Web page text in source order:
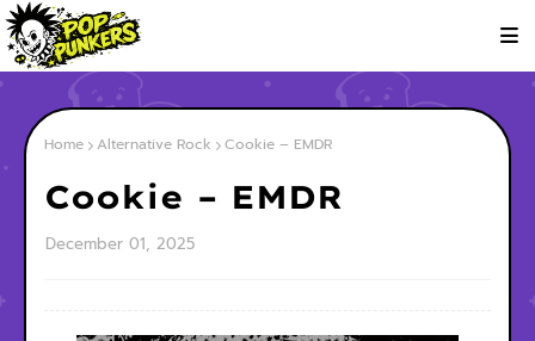
Home Alternative Rock Cookie – EMDR
Cookie – EMDR
December 01, 2025